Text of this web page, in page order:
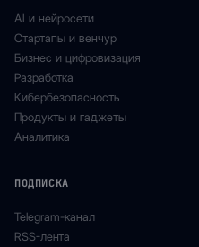
AI и нейросети
Стартапы и венчур
Бизнес и цифровизация
Разработка
Кибербезопасность
Продукты и гаджеты
Аналитика
ПОДПИСКА
Telegram-канал
RSS-лента